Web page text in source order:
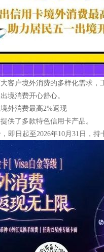
客户境外消费的多样化需求
境消费开心舒心。
外消费最高2%返现
供了多款特色信用卡产品。
即日起至2026年10月31日，